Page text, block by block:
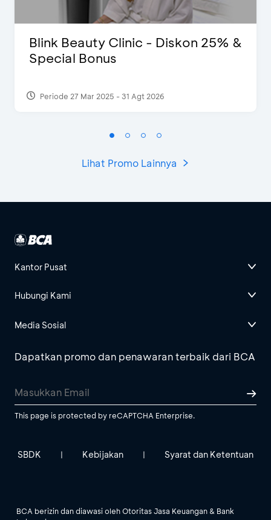
Blink Beauty Clinic - Diskon 25% &
Special Bonus
Periode 27 Mar 2025 - 31 Agt 2026
Lihat Promo Lainnya
Kantor Pusat
Hubungi Kami
Media Sosial
Dapatkan promo dan penawaran terbaik dari BCA
This page is protected by reCAPTCHA Enterprise.
SBDK | Kebijakan | Syarat dan Ketentuan
BCA berizin dan diawasi oleh Otoritas Jasa Keuangan & Bank